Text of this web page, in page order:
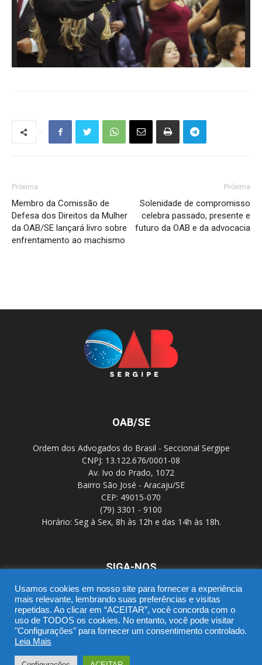
Próxima
Membro da Comissão de
Defesa dos Direitos da Mulher
da OAB/SE lançará livro sobre
enfrentamento ao machismo
Próxima
Solenidade de compromisso
celebra passado, presente e
futuro da OAB e da advocacia
OAB/SE
Ordem dos Advogados do Brasil - Seccional Sergipe
CNPJ: 13.122.676/0001-08
Av. Ivo do Prado, 1072
Bairro São José - Aracaju/SE
CEP: 49015-070
(79) 3301 - 9100
Horário: Seg à Sex, 8h às 12h e das 14h às 18h.
SIGA-NOS
SGD
Política de Privacidade
Usamos cookies em nosso site para fornecer a experiência
mais relevante, lembrando suas preferências e visitas
repetidas. Ao clicar em “ACEITAR”, você concorda com o
uso de TODOS os cookies. No entanto, você pode visitar
"Configurações" para fornecer um consentimento controlado.
Leia Mais